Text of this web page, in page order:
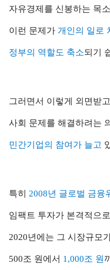
자유경제를 신봉하는 목
이런 문제가 개인의 일로
정부의 역할도 축소되기
그러면서 이렇게 외면받
사회 문제를 해결하려는
민간기업의 참여가 늘고
특히 2008년 글로벌 금융
임팩트 투자가 본격적으로
2020년에는 그 시장규모
500조 원에서 1,000조 원